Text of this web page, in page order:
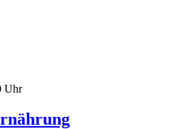
Uhr